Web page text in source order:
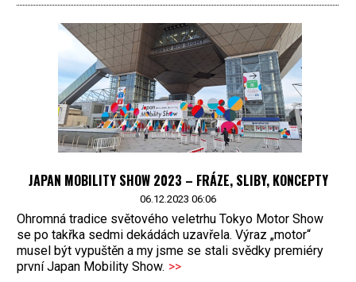
JAPAN MOBILITY SHOW 2023 – FRÁZE, SLIBY, KONCEPTY
06.12.2023 06:06
Ohromná tradice světového veletrhu Tokyo Motor Show
se po takřka sedmi dekádách uzavřela. Výraz „motor“
musel být vypuštěn a my jsme se stali svědky premiéry
první Japan Mobility Show. >>